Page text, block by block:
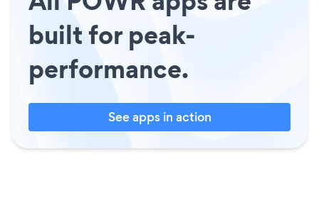
built for peak-
performance.
See apps in action